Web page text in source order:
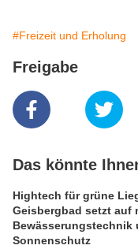
#Freizeit und Erholung
Freigabe
Das könnte
Hightech für grüne
Geisbergbad setzt auf
Bewässerungstechnik
Sonnenschutz